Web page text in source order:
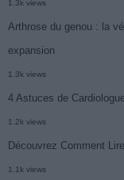
1.3k views
Arthrose du genou : la
expansion
1.3k views
4 Astuces de
1.2k views
Découvrez Comment
1.1k views